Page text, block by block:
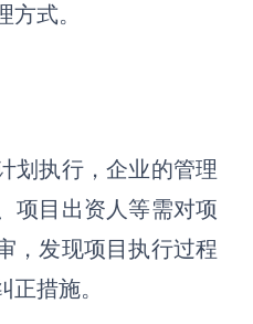
式。
划执行，企业的管理
项目出资人等需对项
，发现项目执行过程
措施。